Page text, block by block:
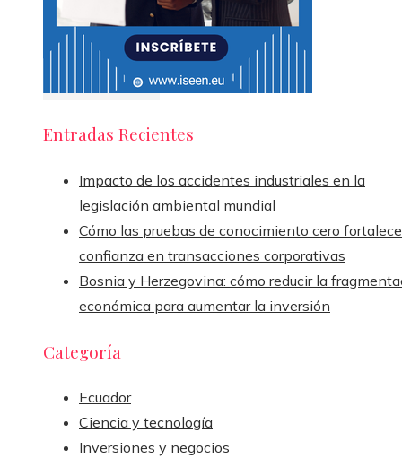
Entradas Recientes
Impacto de los accidentes industriales en la
legislación ambiental mundial
Cómo las pruebas de conocimiento cero
confianza en transacciones corporativas
Bosnia y Herzegovina: cómo reducir la
económica para aumentar la inversión
Categoría
Ecuador
Ciencia y tecnología
Inversiones y negocios